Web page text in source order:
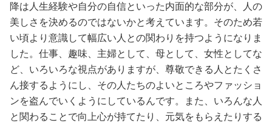
降は人生経験や自分の自信といった内面的な部分が、人の
美しさを決めるのではないかと考えています。そのため若
い頃より意識して幅広い人との関わりを持つようになりま
した。仕事、趣味、主婦として、母として、女性としてな
ど、いろいろな視点がありますが、尊敬できる人とたくさ
ん接するようにし、その人たちのよいところやファッショ
ンを盗んでいくようにしているんです。また、いろんな人
と関わることで向上心が持てたり、元気をもらえたりする